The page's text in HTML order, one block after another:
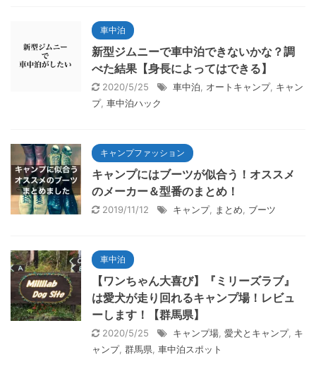
車中泊
新型ジムニーで車中泊できないかな？調
べた結果【身長によってはできる】
2020/5/25 車中泊 オートキャンプ, キャン
プ, 車中泊ハック
キャンプファッション
キャンプにはブーツが似合う！オススメ
のメーカー＆型番のまとめ！
2019/11/12 キャンプ, まとめ ブーツ
車中泊
【ワンちゃん大喜び】『ミリーズラブ』
は愛犬が走り回れるキャンプ場！レビュ
ーします！【群馬県】
2020/5/25 キャンプ場 愛犬とキャンプ, キ
ャンプ, 群馬県 車中泊スポット